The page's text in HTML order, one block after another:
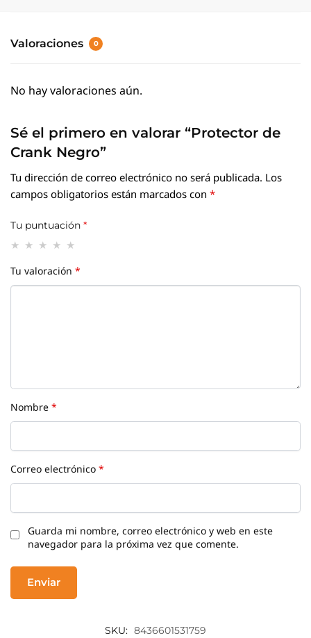
Valoraciones 0
No hay valoraciones aún.
Sé el primero en valorar “Protector de
Crank Negro”
Tu dirección de correo electrónico no será publicada.Los
campos obligatorios están marcados con*
Tu puntuación *
Tu valoración*
Nombre*
Correo electrónico*
Guarda mi nombre, correo electrónico y web en este
navegador para la próxima vez que comente.
SKU: 8436601531759